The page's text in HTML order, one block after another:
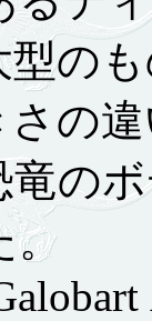
の
の
のボ
。